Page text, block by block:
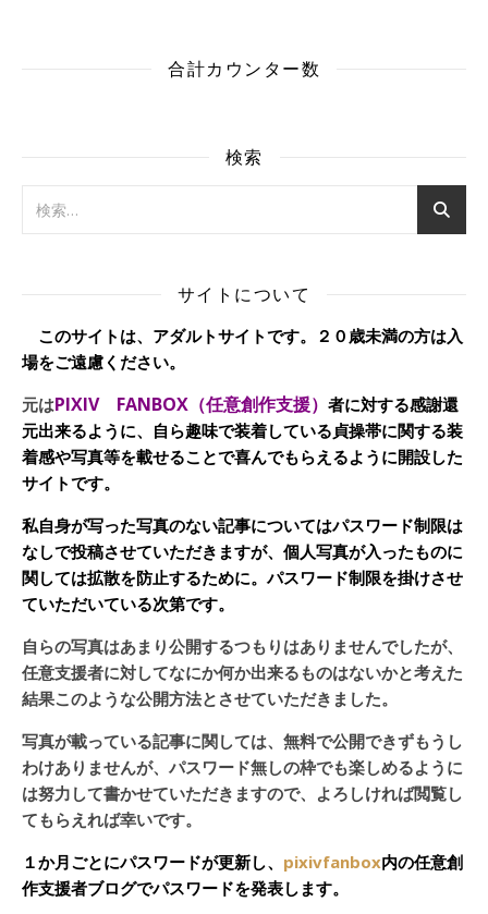
合計カウンター数
検索
サイトについて
このサイトは、アダルトサイトです。２０歳未満の方は入
場をご遠慮ください。
元はPIXIV FANBOX（任意創作支援） 者に対する感謝還
元出来るように、自ら趣味で装着している貞操帯に関する装
着感や写真等を載せることで喜んでもらえるように開設した
サイトです。
私自身が写った写真のない記事についてはパスワード制限は
なしで投稿させていただきますが、個人写真が入ったものに
関しては拡散を防止するために。パスワード制限を掛けさせ
ていただいている次第です。
自らの写真はあまり公開するつもりはありませんでしたが、
任意支援者に対してなにか何か出来るものはないかと考えた
結果このような公開方法とさせていただきました。
写真が載っている記事に関しては、無料で公開できずもうし
わけありませんが、パスワード無しの枠でも楽しめるように
は努力して書かせていただきますので、よろしければ閲覧し
てもらえれば幸いです。
１か月ごとにパスワードが更新し、 pixivfanbox内の任意創
作支援者ブログでパスワードを発表します。